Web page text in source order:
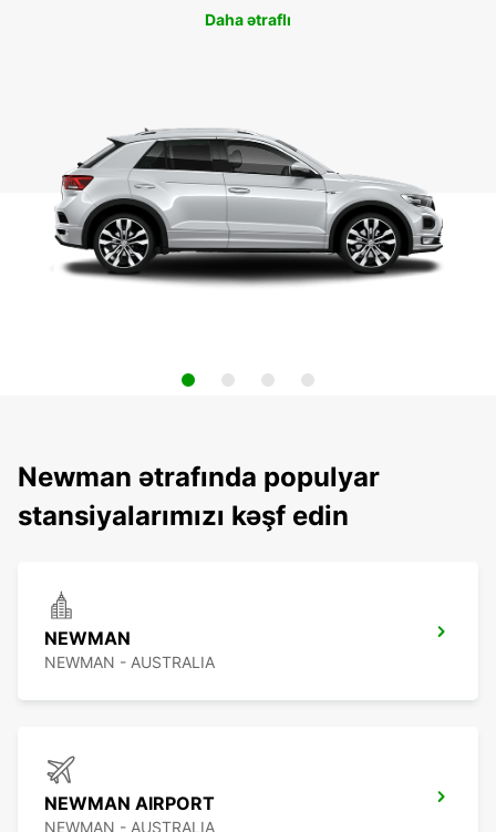
Daha ətraflı
Newman ətrafında populyar
stansiyalarımızı kəşf edin
NEWMAN
NEWMAN - AUSTRALIA
NEWMAN AIRPORT
NEWMAN - AUSTRALIA